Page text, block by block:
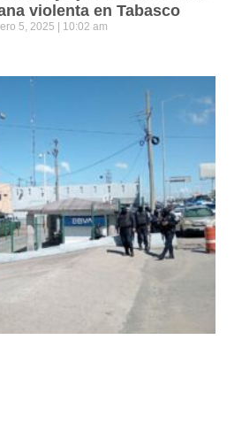
violenta en Tabasco
5, 2025 10:02 am